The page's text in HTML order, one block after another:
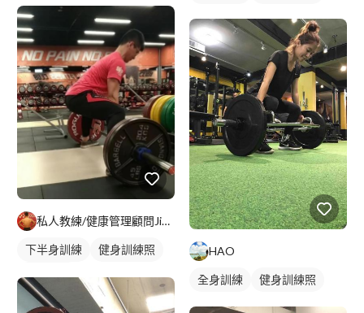
私人教練/健康管理顧問Jimmy
下半身訓練
健身訓練照
HAO
全身訓練 健身訓練照